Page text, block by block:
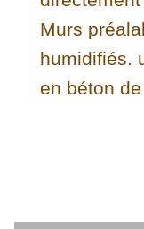
Murs
humidifiés.
en béton